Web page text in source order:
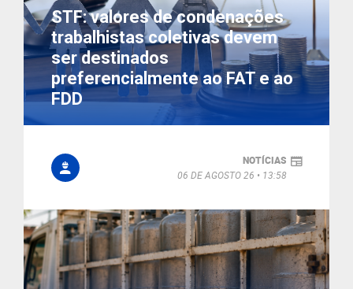
STF: valores de condenações
trabalhistas coletivas devem
ser destinados
preferencialmente ao FAT e ao
FDD
NOTÍCIAS
06 DE AGOSTO 26
13:58